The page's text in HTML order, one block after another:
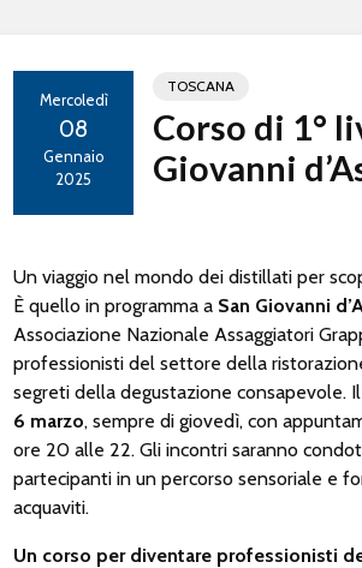
Mercoledì
08
Gennaio
2025
TOSCANA
Corso di 1°
Giovanni
Un viaggio nel mondo dei distillati per
È quello in programma a San Giovanni
Associazione Nazionale Assaggiatori
professionisti del settore della
segreti della degustazione consapevole.
6 marzo, sempre di giovedì, con
ore 20 alle 22. Gli incontri saranno
partecipanti in un percorso sensoriale e
acquaviti.
Un corso per diventare professionisti